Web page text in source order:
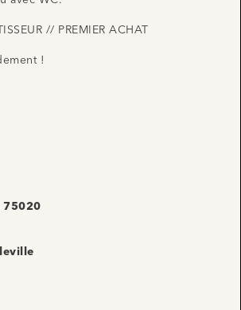
// PREMIER ACHAT
!
75020